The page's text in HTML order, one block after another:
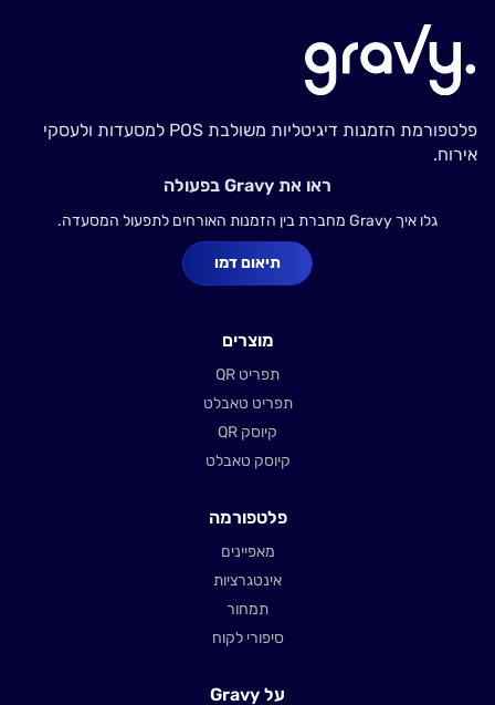
פלטפורמת הזמנות דיגיטליות משולבת POS למסעדות ולעסקי
אירוח.
ראו את Gravy בפעולה
גלו איך Gravy מחברת בין הזמנות האורחים לתפעול המסעדה.
תיאום דמו
מוצרים
תפריט QR
תפריט טאבלט
קיוסק QR
קיוסק טאבלט
פלטפורמה
מאפיינים
אינטגרציות
תמחור
סיפורי לקוח
על Gravy